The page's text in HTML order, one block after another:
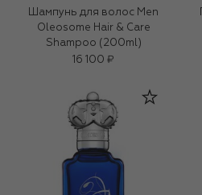
Шампунь для волос Men
Oleosome Hair & Care
Shampoo (200ml)
16 100 ₽